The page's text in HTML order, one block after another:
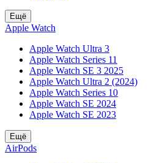
Ещё
Apple Watch
Apple Watch Ultra 3
Apple Watch Series 11
Apple Watch SE 3 2025
Apple Watch Ultra 2 (2024)
Apple Watch Series 10
Apple Watch SE 2024
Apple Watch SE 2023
Ещё
AirPods